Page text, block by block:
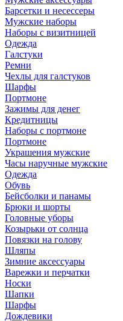
Барсетки и несессеры
Мужские наборы
Наборы с визитницей
Одежда
Галстуки
Ремни
Чехлы для галстуков
Шарфы
Портмоне
Зажимы для денег
Кредитницы
Наборы с портмоне
Портмоне
Украшения мужские
Часы наручные мужские
Одежда
Обувь
Бейсболки и панамы
Брюки и шорты
Головные уборы
Козырьки от солнца
Повязки на голову
Шляпы
Зимние аксессуары
Варежки и перчатки
Носки
Шапки
Шарфы
Дождевики